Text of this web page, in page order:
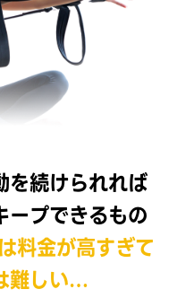
を続けられれば
ープできるもの
料金が高すぎて
難しい…